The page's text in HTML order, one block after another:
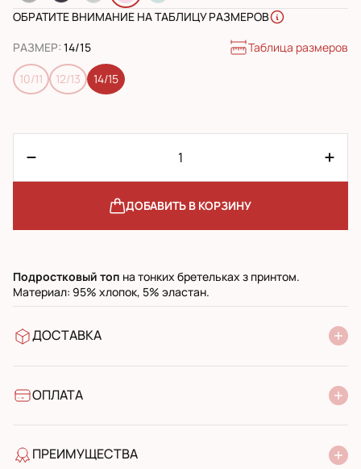
ОБРАТИТЕ ВНИМАНИЕ НА ТАБЛИЦУ РАЗМЕРОВ
РАЗМЕР: 14/15 Таблица размеров
10/11 12/13 14/15
ДОБАВИТЬ В КОРЗИНУ
Подростковый топ на тонких бретельках з принтом.
Материал: 95% хлопок, 5% эластан.
ДОСТАВКА
УкрПочта стандарт
ОПЛАТА
Банковский перевод
ПРЕИМУЩЕСТВА